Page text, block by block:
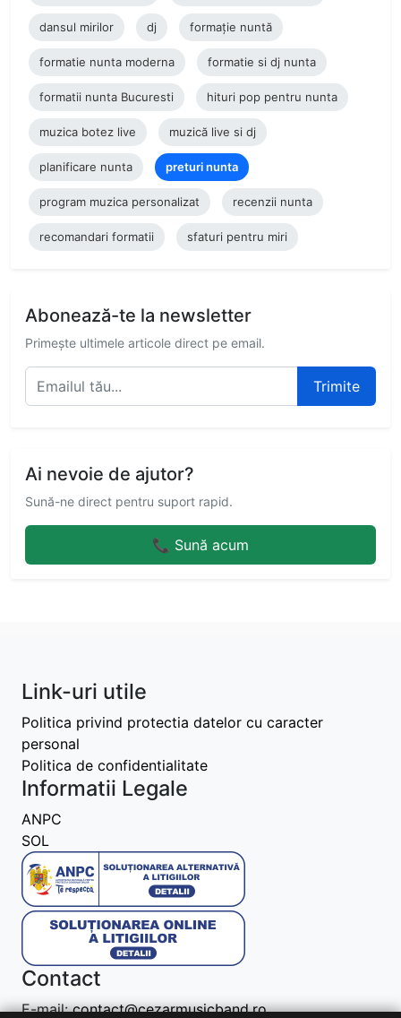
dansul mirilor dj formație nuntă
formatie nunta moderna formatie si dj nunta
formatii nunta Bucuresti hituri pop pentru nunta
muzica botez live muzică live si dj
planificare nunta preturi nunta
program muzica personalizat recenzii nunta
recomandari formatii sfaturi pentru miri
Abonează-te la newsletter
Primește ultimele articole direct pe email.
Trimite
Ai nevoie de ajutor?
Sună-ne direct pentru suport rapid.
📞 Sună acum
Link-uri utile
Politica privind protectia datelor cu caracter
personal
Politica de confidentialitate
Informatii Legale
ANPC
SOL
Contact
E-mail:contact@cezarmusicband.ro